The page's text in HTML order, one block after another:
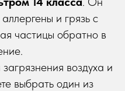
и грязь с
частицы обратно в
воздуха и
выбрать один из